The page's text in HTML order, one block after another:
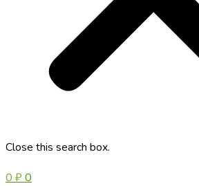
Close this search box.
0 ₽0